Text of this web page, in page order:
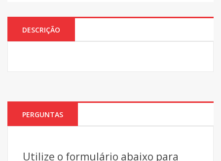
DESCRIÇÃO
PERGUNTAS
Utilize o formulário abaixo para